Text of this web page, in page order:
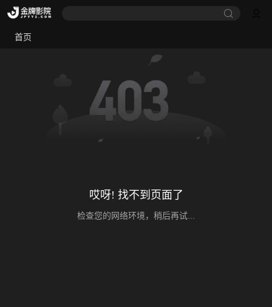
首页
哎呀! 找不到页面了
检查您的网络环境，稍后再试...